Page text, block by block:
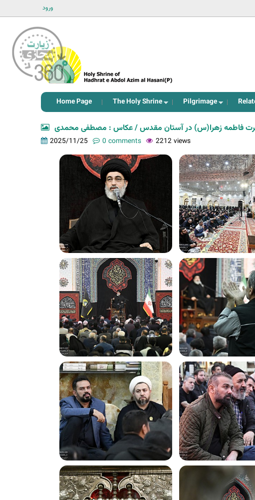
ورود
Home Page The Holy Shrine Pilgrimage
فاطمه زهرا(س) در آستان مقدس / عکاس : مصطفی محمدی
2025/11/25 0 comments 2212 views